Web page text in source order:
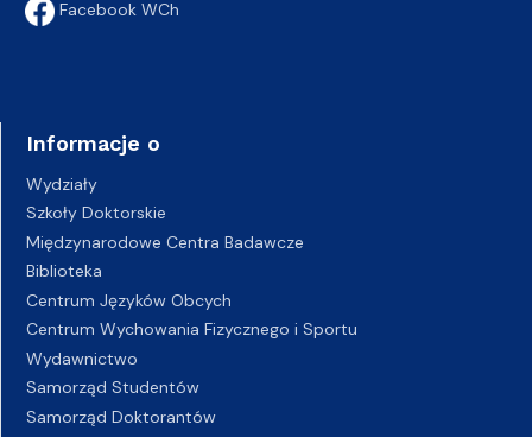
Facebook WCh
Informacje o
Wydziały
Szkoły Doktorskie
Międzynarodowe Centra Badawcze
Biblioteka
Centrum Języków Obcych
Centrum Wychowania Fizycznego i Sportu
Wydawnictwo
Samorząd Studentów
Samorząd Doktorantów